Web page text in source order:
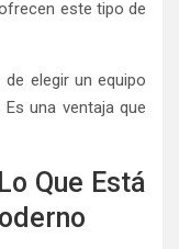
este tipo de
elegir un equipo
una ventaja que
Que Está